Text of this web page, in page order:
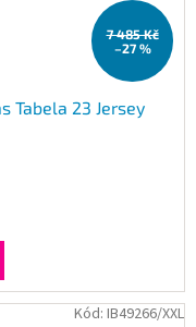
7 485 Kč
–27 %
Tabela 23 Jersey
Kód: IB49266/XXL